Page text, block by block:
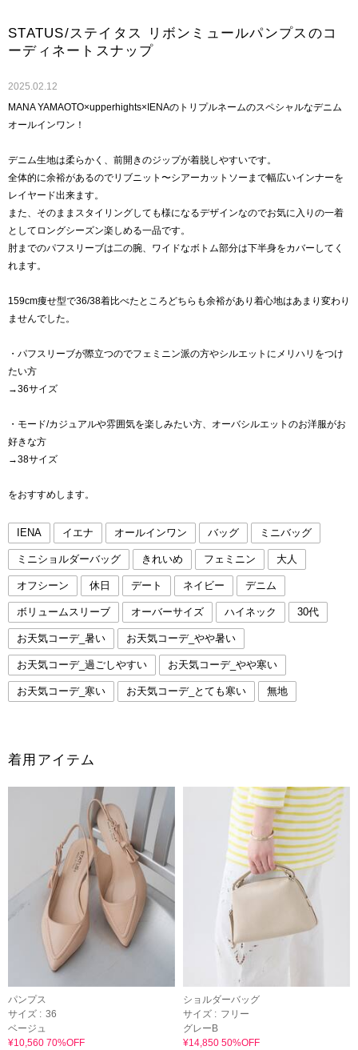
STATUS/ステイタス リボンミュールパンプスのコ
ーディネートスナップ
2025.02.12
MANA YAMAOTO×upperhights×IENAのトリプルネームのスペシャルなデニム
オールインワン！
デニム生地は柔らかく、前開きのジップが着脱しやすいです。
全体的に余裕があるのでリブニット〜シアーカットソーまで幅広いインナーを
レイヤード出来ます。
また、そのままスタイリングしても様になるデザインなのでお気に入りの一着
としてロングシーズン楽しめる一品です。
肘までのパフスリーブは二の腕、ワイドなボトム部分は下半身をカバーしてく
れます。
159cm痩せ型で36/38着比べたところどちらも余裕があり着心地はあまり変わり
ませんでした。
・パフスリーブが際立つのでフェミニン派の方やシルエットにメリハリをつけ
たい方
→36サイズ
・モード/カジュアルや雰囲気を楽しみたい方、オーバシルエットのお洋服がお
好きな方
→38サイズ
をおすすめします。
IENA イエナ オールインワン バッグ ミニバッグ
ミニショルダーバッグ きれいめ フェミニン 大人
オフシーン 休日 デート ネイビー デニム
ボリュームスリーブ オーバーサイズ ハイネック 30代
お天気コーデ_暑い お天気コーデ_やや暑い
お天気コーデ_過ごしやすい お天気コーデ_やや寒い
お天気コーデ_寒い お天気コーデ_とても寒い 無地
着用アイテム
パンプス
サイズ : 36
ベージュ
¥10,560 70%OFF
ショルダーバッグ
サイズ : フリー
グレーB
¥14,850 50%OFF